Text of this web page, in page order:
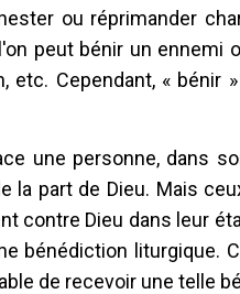
ou réprimander
peut bénir un
etc. Cependant, «
une personne, dans
la part de Dieu. Mais
contre Dieu dans leur
bénédiction liturgique.
de recevoir une telle